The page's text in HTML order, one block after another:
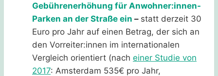
Gebührenerhöhung für Anwohner:innen-
Parken an der Straße ein – statt derzeit 30
Euro pro Jahr auf einen Betrag, der sich an
den Vorreiter:innen im internationalen
Vergleich orientiert (nach einer Studie von
2017: Amsterdam 535€ pro Jahr,